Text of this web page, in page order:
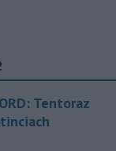
Tentoraz